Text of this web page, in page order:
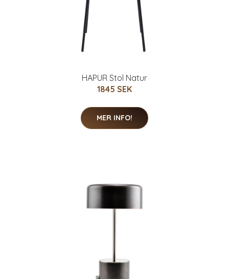
HAPUR Stol Natur
1845 SEK
MER INFO!